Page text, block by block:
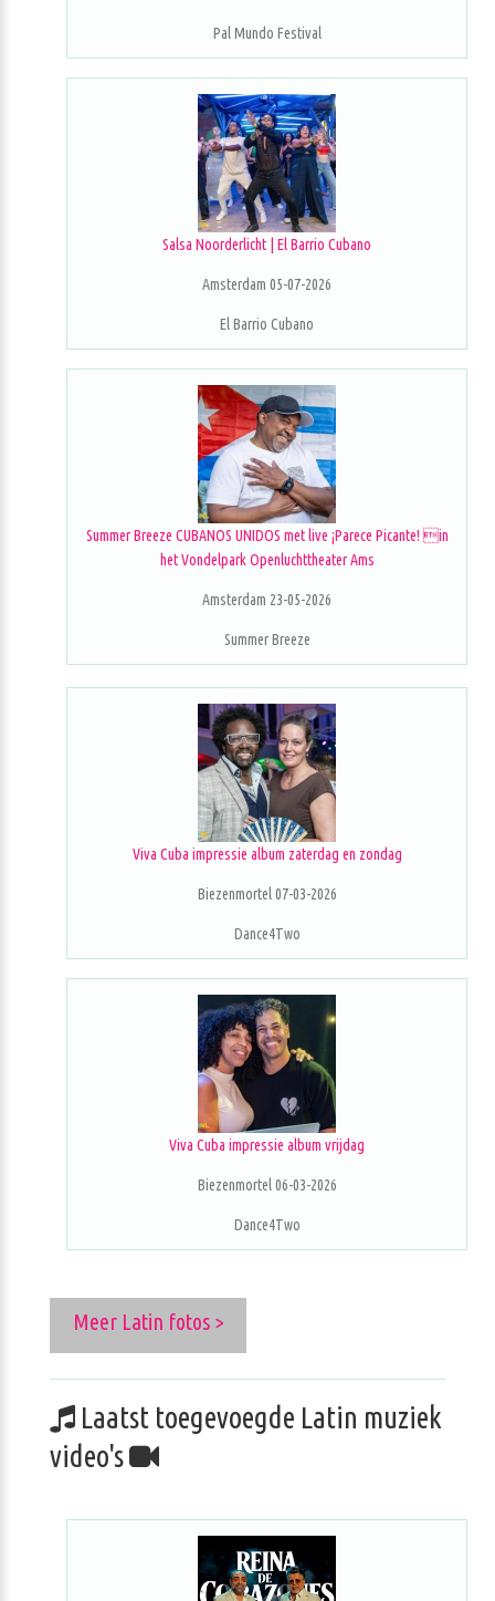
Pal Mundo Festival
Salsa Noorderlicht | El Barrio Cubano
Amsterdam 05-07-2026
El Barrio Cubano
Summer Breeze CUBANOS UNIDOS met live ¡Parece Picante! in
het Vondelpark Openluchttheater Ams
Amsterdam 23-05-2026
Summer Breeze
Viva Cuba impressie album zaterdag en zondag
Biezenmortel 07-03-2026
Dance4Two
Viva Cuba impressie album vrijdag
Biezenmortel 06-03-2026
Dance4Two
Meer Latin fotos >
Laatst toegevoegde Latin muziek
video's